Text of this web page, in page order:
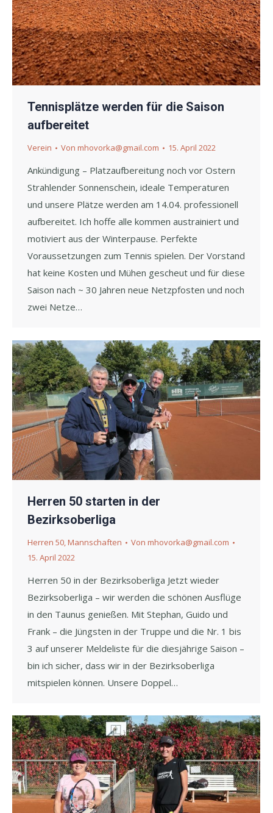
Tennisplätze werden für die Saison
aufbereitet
Verein Von mhovorka@gmail.com 15. April 2022
Ankündigung – Platzaufbereitung noch vor Ostern
Strahlender Sonnenschein, ideale Temperaturen
und unsere Plätze werden am 14.04. professionell
aufbereitet. Ich hoffe alle kommen austrainiert und
motiviert aus der Winterpause. Perfekte
Voraussetzungen zum Tennis spielen. Der Vorstand
hat keine Kosten und Mühen gescheut und für diese
Saison nach ~ 30 Jahren neue Netzpfosten und noch
zwei Netze…
Herren 50 starten in der
Bezirksoberliga
Herren 50,Mannschaften Von mhovorka@gmail.com
15. April 2022
Herren 50 in der Bezirksoberliga Jetzt wieder
Bezirksoberliga – wir werden die schönen Ausflüge
in den Taunus genießen. Mit Stephan, Guido und
Frank – die Jüngsten in der Truppe und die Nr. 1 bis
3 auf unserer Meldeliste für die diesjährige Saison –
bin ich sicher, dass wir in der Bezirksoberliga
mitspielen können. Unsere Doppel…